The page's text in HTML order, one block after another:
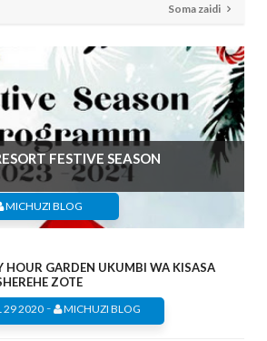
Soma zaidi
FESTIVE SEASON
MICHUZI BLOG
HOUR GARDEN UKUMBI WA KISASA
ZOTE
29 2020 - MICHUZI BLOG